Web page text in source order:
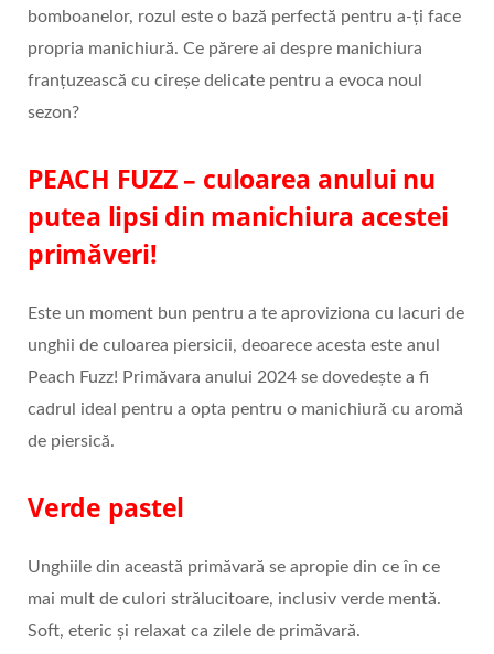
bomboanelor, rozul este o bază perfectă pentru a-ți face
propria manichiură. Ce părere ai despre manichiura
franțuzească cu cireșe delicate pentru a evoca noul
sezon?
PEACH FUZZ – culoarea anului nu
putea lipsi din manichiura acestei
primăveri!
Este un moment bun pentru a te aproviziona cu lacuri de
unghii de culoarea piersicii, deoarece acesta este anul
Peach Fuzz! Primăvara anului 2024 se dovedește a fi
cadrul ideal pentru a opta pentru o manichiură cu aromă
de piersică.
Verde pastel
Unghiile din această primăvară se apropie din ce în ce
mai mult de culori strălucitoare, inclusiv verde mentă.
Soft, eteric și relaxat ca zilele de primăvară.